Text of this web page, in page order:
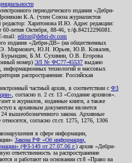
периодического издания «Дебри-
К.А. (член Союза журналистов
редактор: Харитонова И.Ю. Адрес редакции:
летия Октября, 88-46, т./ф.84212296081.
mail: editor@debri-dv.com
издания «Дебри-ДВ» (на общественных
Мирмович, Ю.Н. Юрьев, Ю.В. Ковалев,
Б.М. Сухинин, О.В. Егорова
номер) ЭЛ № ФС77-45537 выдано
информационных технологий и массовых
распространения: Российская
частный архив, в соответствии с ФЗ
, согласно п. 2 ст. 13 «Создание архивов».
и журналов, изданные книги, а также
к архивным документам является
вышеобозначенного закона. Архивные
согласно ст.ст. 1275, 1276, 1306
в сфере информации,
Закона РФ «Об информации,
(ФЗ-149 от 27.07.06 г.) архив «Дебри-
ответственность за распространение
и работают на основании ст.8 «Право на